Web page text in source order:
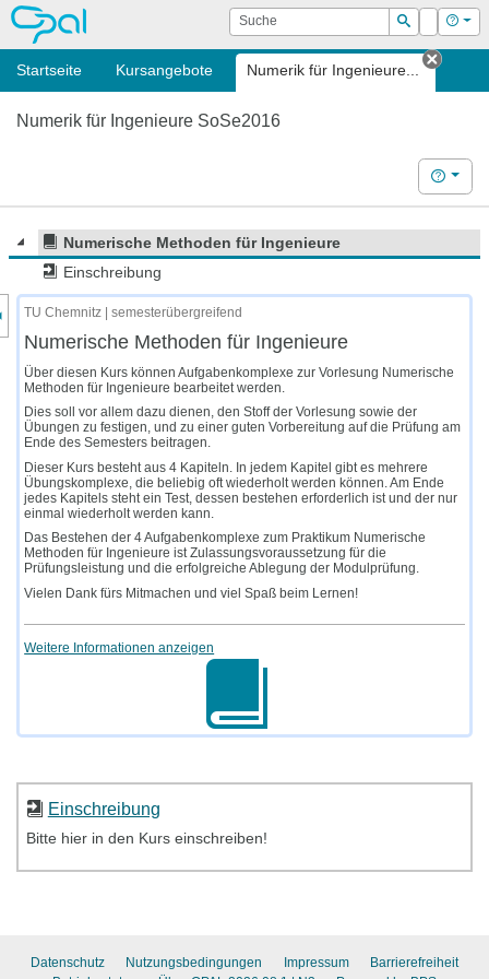
OPAL Suche
Suchen
Login Hilfe
Startseite Kursangebote Numerik für Ingenieure...
Tab
Numerik für Ingenieure SoSe2016
Hilfe
Numerische Methoden für Ingenieure
Einschreibung
des Kursmenüs
TU Chemnitz | semesterübergreifend
Numerische Methoden für Ingenieure
Über diesen Kurs können Aufgabenkomplexe zur Vorlesung Numerische
Methoden für Ingenieure bearbeitet werden.
Dies soll vor allem dazu dienen, den Stoff der Vorlesung sowie der
Übungen zu festigen, und zu einer guten Vorbereitung auf die Prüfung am
Ende des Semesters beitragen.
Dieser Kurs besteht aus 4 Kapiteln. In jedem Kapitel gibt es mehrere
Übungskomplexe, die beliebig oft wiederholt werden können. Am Ende
jedes Kapitels steht ein Test, dessen bestehen erforderlich ist und der nur
einmal wiederholt werden kann.
Das Bestehen der 4 Aufgabenkomplexe zum Praktikum Numerische
Methoden für Ingenieure ist Zulassungsvoraussetzung für die
Prüfungsleistung und die erfolgreiche Ablegung der Modulprüfung.
Vielen Dank fürs Mitmachen und viel Spaß beim Lernen!
Weitere Informationen anzeigen
Einschreibung
Bitte hier in den Kurs einschreiben!
Datenschutz Nutzungsbedingungen Impressum
Barrierefreiheit